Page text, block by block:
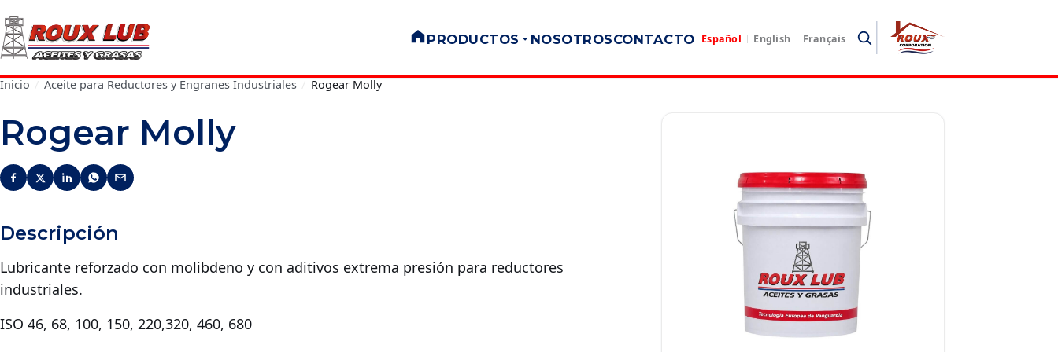
PRODUCTOS NOSOTROSCONTACTO Español English Français
Inicio Aceite para Reductores y Engranes Industriales Rogear Molly
Rogear Molly
Descripción
Lubricante reforzado con molibdeno y con aditivos extrema presión para reductores
industriales.
ISO 46, 68, 100, 150, 220,320, 460, 680